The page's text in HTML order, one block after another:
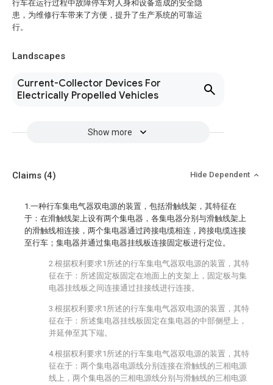
行车在运行过程中故障停车对人身和设备造成的安全隐
患，为维修行车带来了方便，提升了生产系统的可靠运
行。
Landscapes
Current-Collector Devices For
Electrically Propelled Vehicles
Show more
Claims (4) Hide Dependent
1.一种行车集电气器双电源的装置，包括滑触线架，其特征在
于：在滑触线架上设有两个集电器，各集电器分别与滑触线架上
的滑触线相连接，两个集电器通过跨接电缆相连，跨接电缆连接
至行车；集电器并通过集电器挂线板连接固定板进行定位。
2.根据权利要求1所述的行车集电气器双电源的装置，其特
征在于：所述固定板固定在地面上的支架上，固定板与集
电器挂线板之间连接通过挂接线进行连接。
3.根据权利要求1所述的行车集电气器双电源的装置，其特
征在于：所述集电器挂线板固定在集电器的中部侧壁上，
并延伸至其下端。
4.根据权利要求1所述的行车集电气器双电源的装置，其特
征在于：两个集电器电源线分别连接在滑触线的三相电源
线上，两个集电器的三相电源线分别与滑触线的三相电源